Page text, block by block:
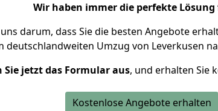
Wir haben immer die perfekte Lösung
darum, dass Sie die besten Angebote
deutschlandweiten Umzug von Leverkusen
Sie jetzt das Formular aus, und erhalten Sie
Kostenlose Angebote erhalten